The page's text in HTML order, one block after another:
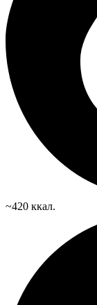
~420 ккал.